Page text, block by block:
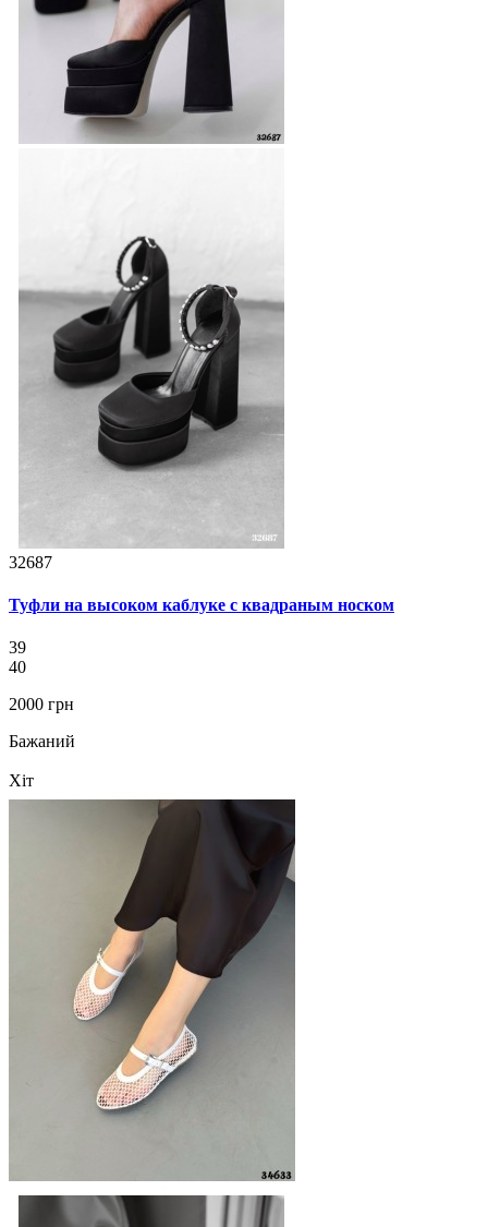
32687
Туфли на высоком каблуке с квадраным носком
39
40
2000 грн
Бажаний
Хіт